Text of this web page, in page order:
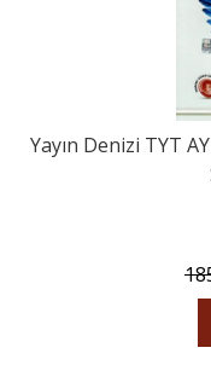
Yayın Denizi TYT